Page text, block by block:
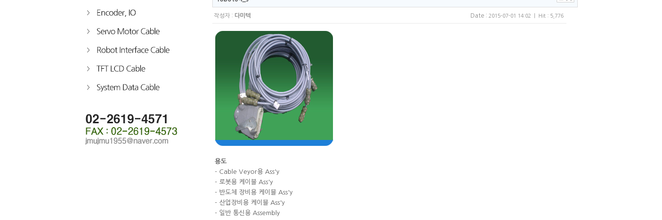
작성자 : 다미텍 Date : 2015-07-01 14:02 | Hit : 5,776
용도
- Cable Veyor용 Ass'y
- 로봇용 케이블 Ass'y
- 반도체 장비용 케이블 Ass'y
- 산업장비용 케이블 Ass'y
- 일반 통신용 Assembly